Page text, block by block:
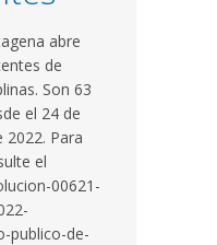
abre
de
Son 63
el 24 de
2022. Para
el
00621-
publico-de-